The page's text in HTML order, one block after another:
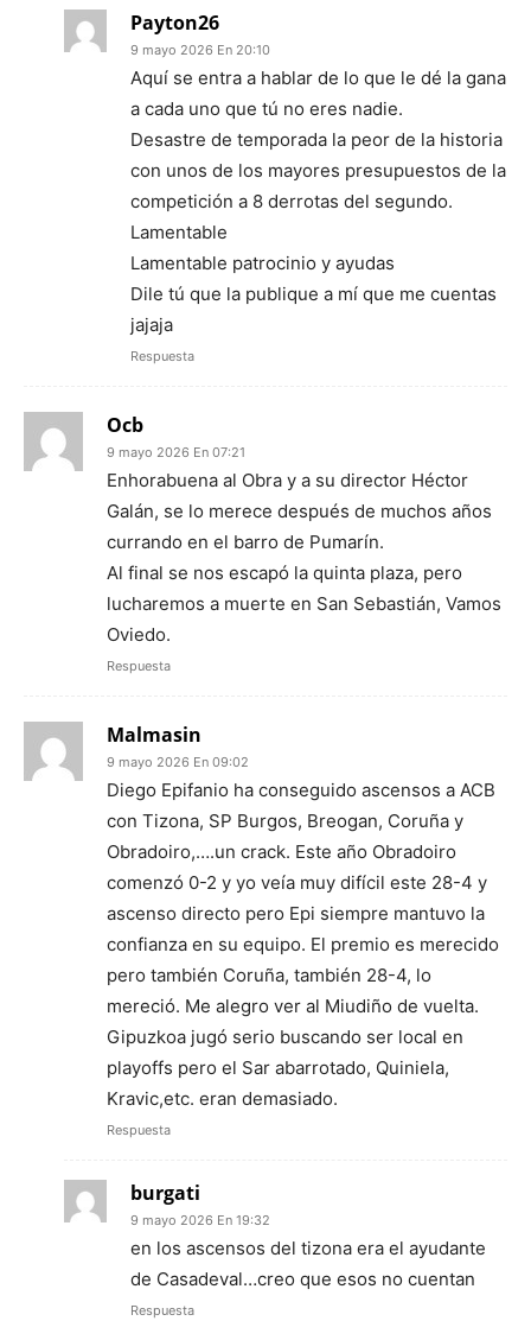
Payton26
9 mayo 2026 En 20:10
Aquí se entra a hablar de lo que le dé la gana
a cada uno que tú no eres nadie.
Desastre de temporada la peor de la historia
con unos de los mayores presupuestos de la
competición a 8 derrotas del segundo.
Lamentable
Lamentable patrocinio y ayudas
Dile tú que la publique a mí que me cuentas
jajaja
Respuesta
Ocb
9 mayo 2026 En 07:21
Enhorabuena al Obra y a su director Héctor
Galán, se lo merece después de muchos años
currando en el barro de Pumarín.
Al final se nos escapó la quinta plaza, pero
lucharemos a muerte en San Sebastián, Vamos
Oviedo.
Respuesta
Malmasin
9 mayo 2026 En 09:02
Diego Epifanio ha conseguido ascensos a ACB
con Tizona, SP Burgos, Breogan, Coruña y
Obradoiro,….un crack. Este año Obradoiro
comenzó 0-2 y yo veía muy difícil este 28-4 y
ascenso directo pero Epi siempre mantuvo la
confianza en su equipo. El premio es merecido
pero también Coruña, también 28-4, lo
mereció. Me alegro ver al Miudiño de vuelta.
Gipuzkoa jugó serio buscando ser local en
playoffs pero el Sar abarrotado, Quiniela,
Kravic,etc. eran demasiado.
Respuesta
burgati
9 mayo 2026 En 19:32
en los ascensos del tizona era el ayudante
de Casadeval…creo que esos no cuentan
Respuesta